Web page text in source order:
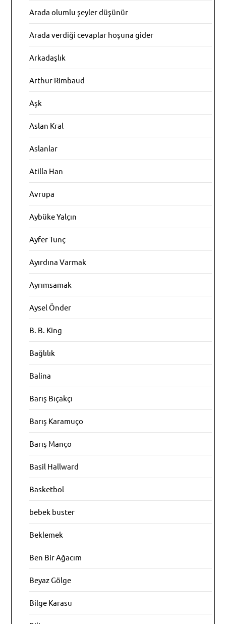
Arada olumlu şeyler düşünür
Arada verdiği cevaplar hoşuna gider
Arkadaşlık
Arthur Rimbaud
Aşk
Aslan Kral
Aslanlar
Atilla Han
Avrupa
Aybüke Yalçın
Ayfer Tunç
Ayırdına Varmak
Ayrımsamak
Aysel Önder
B. B. King
Bağlılık
Balina
Barış Bıçakçı
Barış Karamuço
Barış Manço
Basil Hallward
Basketbol
bebek buster
Beklemek
Ben Bir Ağacım
Beyaz Gölge
Bilge Karasu